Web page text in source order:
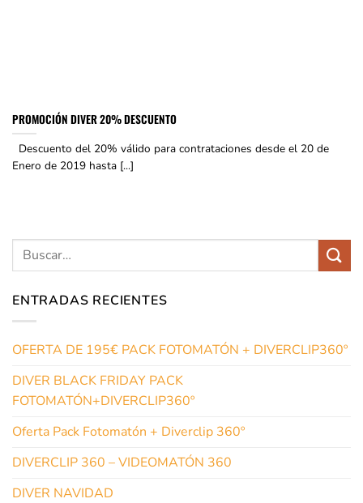
PROMOCIÓN DIVER 20% DESCUENTO
Descuento del 20% válido para contrataciones desde el 20 de
Enero de 2019 hasta [...]
ENTRADAS RECIENTES
OFERTA DE 195€ PACK FOTOMATÓN + DIVERCLIP360º
DIVER BLACK FRIDAY PACK
FOTOMATÓN+DIVERCLIP360º
Oferta Pack Fotomatón + Diverclip 360º
DIVERCLIP 360 – VIDEOMATÓN 360
DIVER NAVIDAD